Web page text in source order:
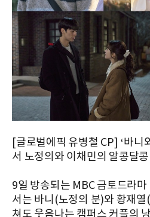
[글로벌에픽 유병철 CP] ‘바니
서 노정의와 이채민의 알콩달
9일 방송되는 MBC 금토드라마
서는 바니(노정의 분)와 황재
쳐도 웃음나는 캠퍼스 커플의